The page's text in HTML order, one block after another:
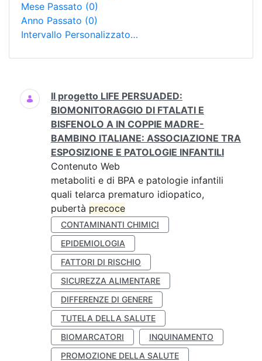
Mese Passato (0)
Anno Passato (0)
Intervallo Personalizzato…
Ricerca
Il progetto LIFE PERSUADED:
BIOMONITORAGGIO DI FTALATI E
BISFENOLO A IN COPPIE MADRE-
BAMBINO ITALIANE: ASSOCIAZIONE TRA
ESPOSIZIONE E PATOLOGIE INFANTILI
Contenuto Web
metaboliti e di BPA e patologie infantili
quali telarca prematuro idiopatico,
pubertà precoce
CONTAMINANTI CHIMICI
EPIDEMIOLOGIA
FATTORI DI RISCHIO
SICUREZZA ALIMENTARE
DIFFERENZE DI GENERE
TUTELA DELLA SALUTE
BIOMARCATORI
INQUINAMENTO
PROMOZIONE DELLA SALUTE